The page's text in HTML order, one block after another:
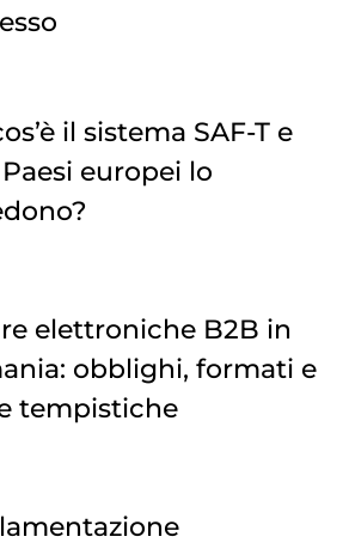
il sistema SAF-T e
europei lo
elettroniche B2B in
obblighi, formati e
tempistiche